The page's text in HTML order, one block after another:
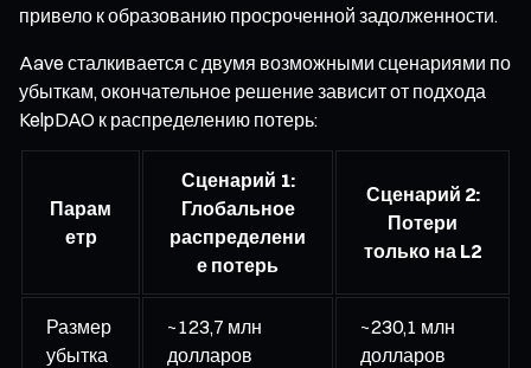
привело к образованию просроченной задолженности.
Aave сталкивается с двумя возможными сценариями по
убыткам, окончательное решение зависит от подхода
KelpDAO к распределению потерь:
Парам
етр
Сценарий 1:
Глобальное
распределени
е потерь
Сценарий 2:
Потери
только на L2
Размер
убытка
~123,7 млн
долларов
~230,1 млн
долларов